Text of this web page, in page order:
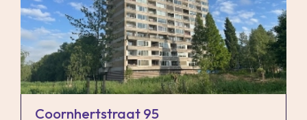
Coornhertstraat 95